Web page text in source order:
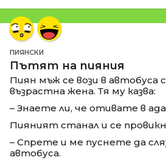
ПИЯНСКИ
Пътят на пияния
Пиян мъж се вози в автобуса
възрастна жена. Тя му казва:
– Знаете ли, че отивате в
Пияният станал и се
– Спрете и ме пуснете да
автобуса.